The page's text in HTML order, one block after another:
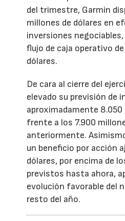
del trimestre, Garmin
millones de dólares en
inversiones
flujo de caja operativo
dólares.
De cara al cierre del
elevado su previsión de
aproximadamente 8.050
frente a los 7.900
anteriormente.
un beneficio por acción
dólares, por encima de
previstos hasta ahora,
evolución favorable del
resto del año.